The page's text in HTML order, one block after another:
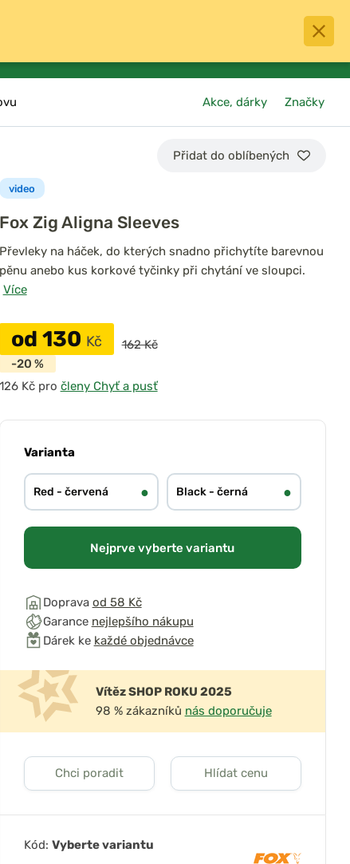
0
košík
Akce, dárky Značky
Přidat do oblíbených
Fox Zig Aligna Sleeves
video
Převleky na háček, do kterých snadno přichytíte barevnou
pěnu anebo kus korkové tyčinky při chytání ve sloupci.
Více
od 130 Kč
162 Kč
-20 %
pro členy Chyť a pusť
Varianta
Red - červená ● Black - černá ●
Nejprve vyberte variantu
Doprava od 58 Kč
Garance nejlepšího nákupu
Dárek ke každé objednávce
Vítěz SHOP ROKU 2025
98 % zákazníků nás doporučuje
Chci poradit Hlídat cenu
Kód: Vyberte variantu